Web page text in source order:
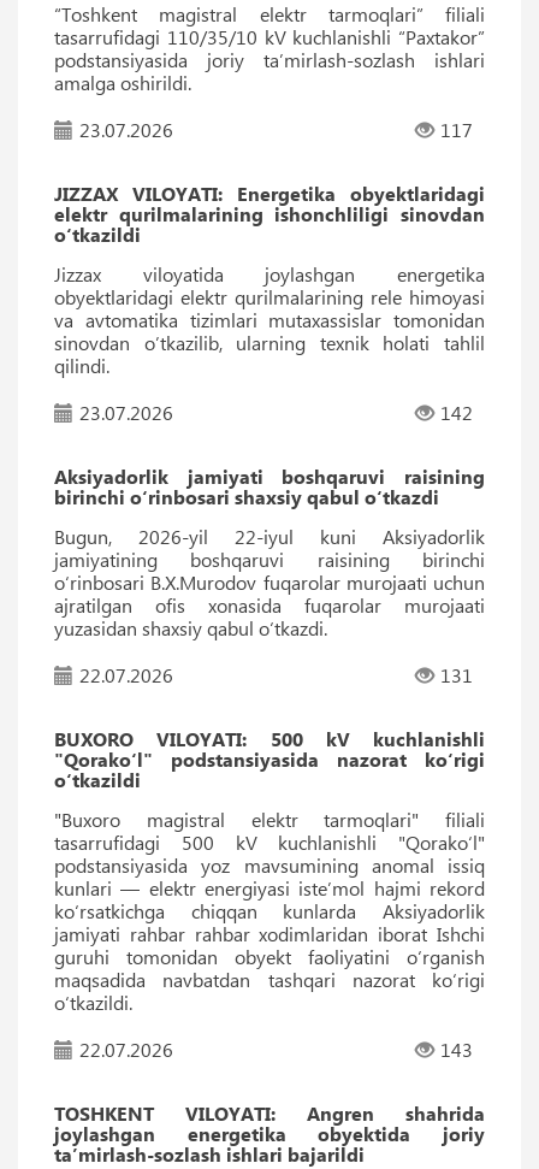
“Toshkent magistral elektr tarmoqlari” filiali
tasarrufidagi 110/35/10 kV kuchlanishli “Paxtakor”
podstansiyasida joriy taʼmirlash-sozlash ishlari
amalga oshirildi.
23.07.2026
117
JIZZAX VILOYATI: Energetika obyektlaridagi
elektr qurilmalarining ishonchliligi sinovdan
o‘tkazildi
Jizzax viloyatida joylashgan energetika
obyektlaridagi elektr qurilmalarining rele himoyasi
va avtomatika tizimlari mutaxassislar tomonidan
sinovdan o’tkazilib, ularning texnik holati tahlil
qilindi.
23.07.2026
142
Aksiyadorlik jamiyati boshqaruvi raisining
birinchi o‘rinbosari shaxsiy qabul o‘tkazdi
Bugun, 2026-yil 22-iyul kuni Aksiyadorlik
jamiyatining boshqaruvi raisining birinchi
o‘rinbosari B.X.Murodov fuqarolar murojaati uchun
ajratilgan ofis xonasida fuqarolar murojaati
yuzasidan shaxsiy qabul o‘tkazdi.
22.07.2026
131
BUXORO VILOYATI: 500 kV kuchlanishli
"Qorako‘l" podstansiyasida nazorat ko‘rigi
o‘tkazildi
"Buxoro magistral elektr tarmoqlari" filiali
tasarrufidagi 500 kV kuchlanishli "Qorako‘l"
podstansiyasida yoz mavsumining anomal issiq
kunlari — elektr energiyasi iste’mol hajmi rekord
ko‘rsatkichga chiqqan kunlarda Aksiyadorlik
jamiyati rahbar rahbar xodimlaridan iborat Ishchi
guruhi tomonidan obyekt faoliyatini o‘rganish
maqsadida navbatdan tashqari nazorat ko‘rigi
o‘tkazildi.
22.07.2026
143
TOSHKENT VILOYATI: Angren shahrida
joylashgan energetika obyektida joriy
taʼmirlash-sozlash ishlari bajarildi